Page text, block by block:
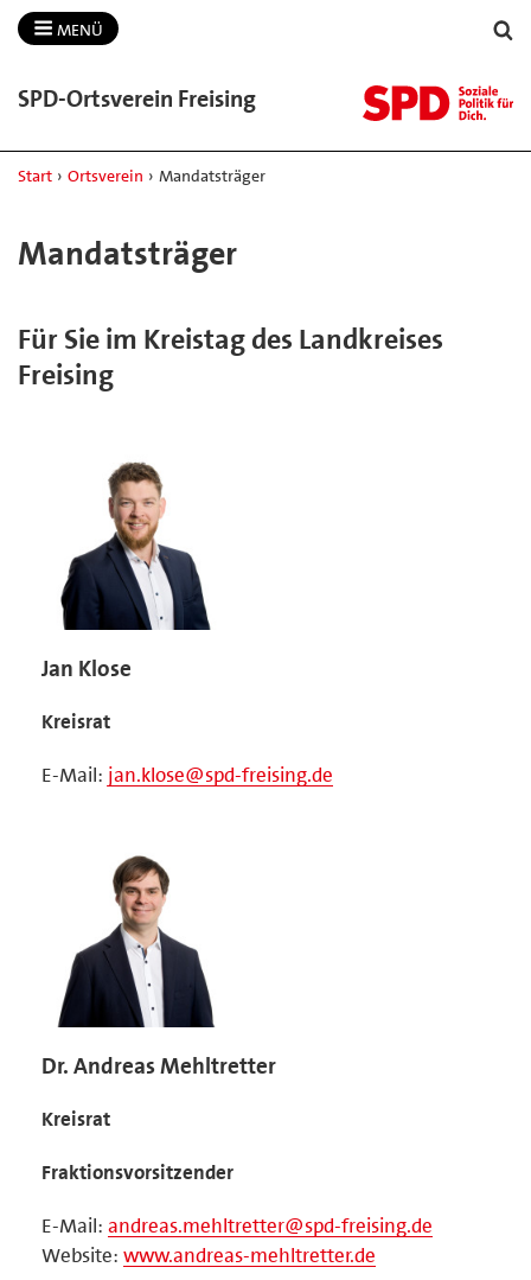
MENÜ
SPD-​Ortsverein Freising
Start › Ortsverein › Mandatsträger
Mandatsträger
Für Sie im Kreistag des Landkreises
Freising
Jan Klose
Kreisrat
E-Mail: jan.klose@spd-freising.de
Dr. Andreas Mehltretter
Kreisrat
Fraktionsvorsitzender
E-Mail: andreas.mehltretter@spd-freising.de
Website: www.andreas-mehltretter.de